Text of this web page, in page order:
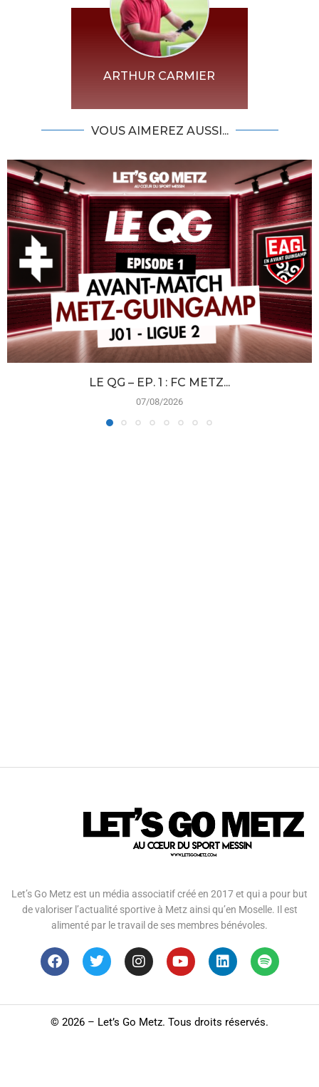
ARTHUR CARMIER
VOUS AIMEREZ AUSSI...
LE QG – EP. 1 : FC METZ...
07/08/2026
Let’s Go Metz est un média associatif créé en 2017 et qui a pour but
de valoriser l’actualité sportive à Metz ainsi qu’en Moselle. Il est
alimenté par le travail de ses membres bénévoles.
© 2026 – Let’s Go Metz. Tous droits réservés.